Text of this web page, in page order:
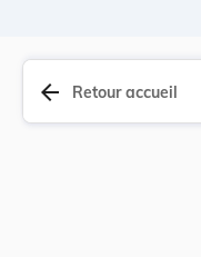
arrow_back Retour accueil